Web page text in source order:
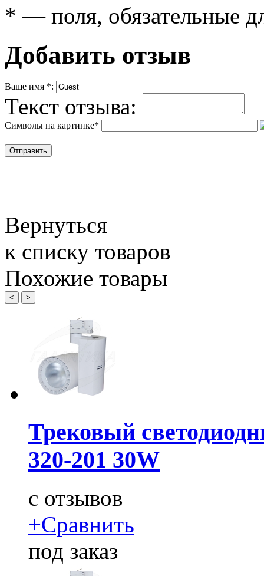
* — поля, обязательные
Добавить отзыв
Ваше имя *:
Текст отзыва:
Символы на картинке*
Вернуться
к списку товаров
Похожие товары
< >
Трековый
320-201 30W
c отзывов
+Сравнить
под заказ